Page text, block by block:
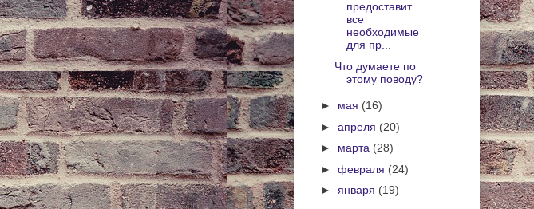
предоставит
все
необходимые
для пр...
Что думаете по
этому поводу?
► мая (16)
► апреля (20)
► марта (28)
► февраля (24)
► января (19)